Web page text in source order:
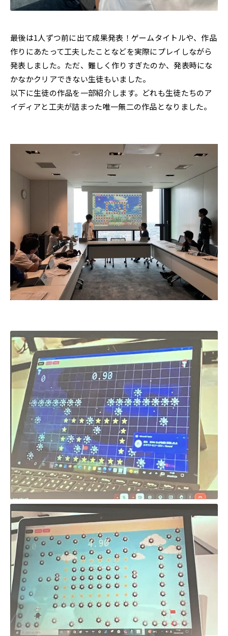
最後は1人ずつ前に出て成果発表！ゲームタイトルや、作品
作りにあたって工夫したことなどを実際にプレイしながら
発表しました。ただ、難しく作りすぎたのか、発表時にな
かなかクリアできない生徒もいました。
以下に生徒の作品を一部紹介します。どれも生徒たちのア
イディアと工夫が詰まった唯一無二の作品となりました。